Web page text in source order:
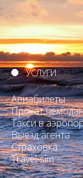
УСЛУГИ
Авиабилеты
Прокат
Такси в
Выезд агента
Страховка
Travel-sim